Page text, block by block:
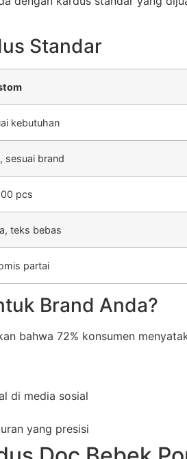
Standar
kebutuhan
sesuai brand
pcs
teks bebas
partai
Brand Anda?
bahwa 72% konsumen
di media sosial
yang presisi